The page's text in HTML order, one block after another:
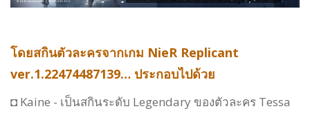
โดยสกินตัวละครจากเกม NieR Replicant
ver.1.22474487139… ประกอบไปด้วย
◘ Kaine - เป็นสกินระดับ Legendary ของตัวละคร Tessa